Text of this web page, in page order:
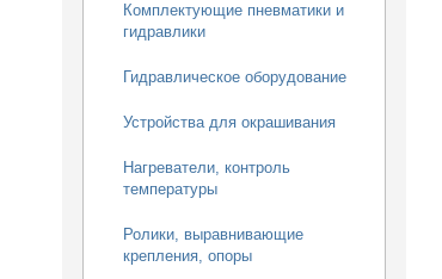
Комплектующие пневматики и
гидравлики
Гидравлическое оборудование
Устройства для окрашивания
Нагреватели, контроль
температуры
Ролики, выравнивающие
крепления, опоры